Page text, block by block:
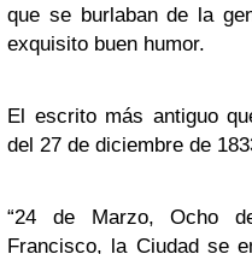
que se burlaban de la
exquisito buen humor.
El escrito más antiguo
del 27 de diciembre de
“24 de Marzo, Ocho
Francisco, la Ciudad se